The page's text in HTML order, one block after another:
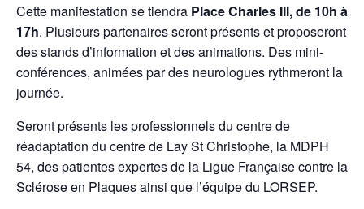
Cette manifestation se tiendra Place Charles III, de 10h à
17h. Plusieurs partenaires seront présents et proposeront
des stands d’information et des animations. Des mini-
conférences, animées par des neurologues rythmeront la
journée.
Seront présents les professionnels du centre de
réadaptation du centre de Lay St Christophe, la MDPH
54, des patientes expertes de la Ligue Française contre la
Sclérose en Plaques ainsi que l’équipe du LORSEP.